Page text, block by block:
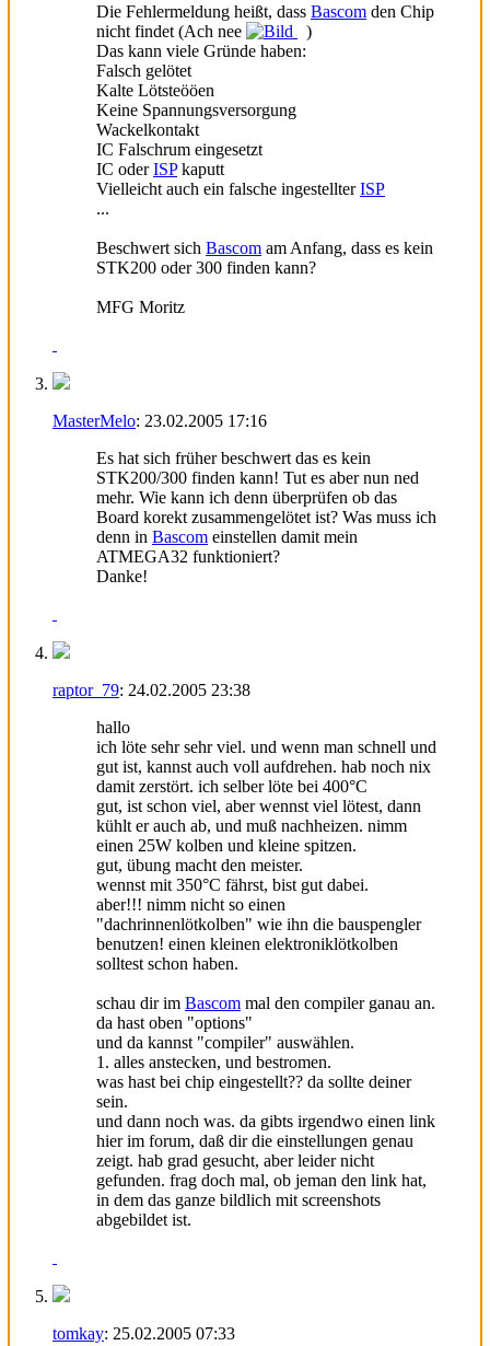
Die Fehlermeldung heißt, dass Bascom den Chip
nicht findet (Ach nee
)
Das kann viele Gründe haben:
Falsch gelötet
Kalte Lötsteööen
Keine Spannungsversorgung
Wackelkontakt
IC Falschrum eingesetzt
IC oderISPkaputt
Vielleicht auch ein falsche ingestellterISP
...
Beschwert sich Bascom am Anfang, dass es kein
STK200 oder 300 finden kann?
MFG Moritz
MasterMelo: 23.02.2005 17:16
Es hat sich früher beschwert das es kein
STK200/300 finden kann! Tut es aber nun ned
mehr. Wie kann ich denn überprüfen ob das
Board korekt zusammengelötet ist? Was muss ich
denn in Bascom einstellen damit mein
ATMEGA32 funktioniert?
Danke!
raptor_79: 24.02.2005 23:38
hallo
ich löte sehr sehr viel. und wenn man schnell und
gut ist, kannst auch voll aufdrehen. hab noch nix
damit zerstört. ich selber löte bei 400°C
gut, ist schon viel, aber wennst viel lötest, dann
kühlt er auch ab, und muß nachheizen. nimm
einen 25W kolben und kleine spitzen.
gut, übung macht den meister.
wennst mit 350°C fährst, bist gut dabei.
aber!!! nimm nicht so einen
"dachrinnenlötkolben" wie ihn die bauspengler
benutzen! einen kleinen elektroniklötkolben
solltest schon haben.
schau dir im Bascom mal den compiler ganau an.
da hast oben "options"
und da kannst "compiler" auswählen.
1. alles anstecken, und bestromen.
was hast bei chip eingestellt?? da sollte deiner
sein.
und dann noch was. da gibts irgendwo einen link
hier im forum, daß dir die einstellungen genau
zeigt. hab grad gesucht, aber leider nicht
gefunden. frag doch mal, ob jeman den link hat,
in dem das ganze bildlich mit screenshots
abgebildet ist.
tomkay: 25.02.2005 07:33